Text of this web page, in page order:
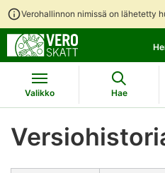
Verohallinnon nimissä on lähetetty
Valikko Hae